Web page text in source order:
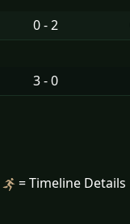
0 - 2
3 - 0
= Timeline Details